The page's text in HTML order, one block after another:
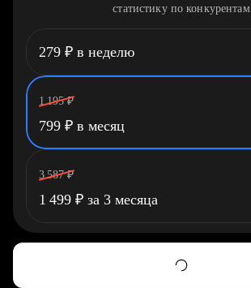
статистику по конкурентам
279 ₽ в неделю
1 195 ₽
799 ₽ в месяц
3 587 ₽
1 499 ₽ за 3 месяца